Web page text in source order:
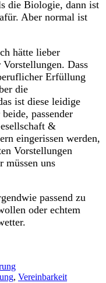
die Biologie, dann ist
Aber normal ist
hätte lieber
Dass
Erfüllung
die
ist diese leidige
passender
&
eingerissen werden,
Vorstellungen
müssen uns
passend zu
oder echtem
, Vereinbarkeit